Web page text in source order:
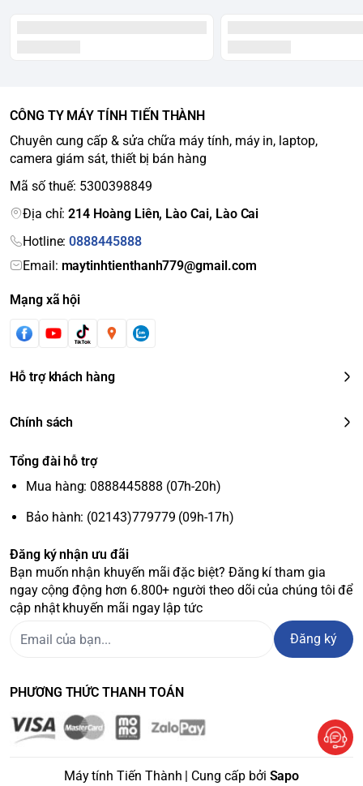
CÔNG TY MÁY TÍNH TIẾN THÀNH
Chuyên cung cấp & sửa chữa máy tính, máy in, laptop,
camera giám sát, thiết bị bán hàng
Mã số thuế: 5300398849
Địa chỉ:214 Hoàng Liên, Lào Cai, Lào Cai
Hotline:0888445888
Email: maytinhtienthanh779@gmail.com
Mạng xã hội
Hỗ trợ khách hàng
Chính sách
Tổng đài hỗ trợ
Mua hàng: 0888445888 (07h-20h)
Bảo hành: (02143)779779 (09h-17h)
Đăng ký nhận ưu đãi
Bạn muốn nhận khuyến mãi đặc biệt? Đăng kí tham gia
ngay cộng động hơn 6.800+ người theo dõi của chúng tôi để
cập nhật khuyến mãi ngay lập tức
Đăng ký
PHƯƠNG THỨC THANH TOÁN
Máy tính Tiến Thành | Cung cấp bởi Sapo